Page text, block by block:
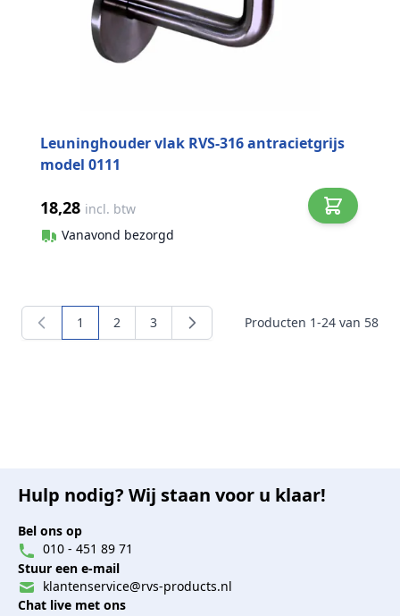
Leuninghouder vlak RVS-316 antracietgrijs
model 0111
18,28 incl. btw
Vanavond bezorgd
Producten 1-24 van 58
U lees momenteel pagina
1 Pagina
2 Pagina
3
Hulp nodig? Wij staan voor u klaar!
Bel ons op
010 - 451 89 71
Stuur een e-mail
klantenservice@rvs-products.nl
Chat live met ons